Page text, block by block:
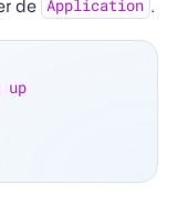
de Application .
up